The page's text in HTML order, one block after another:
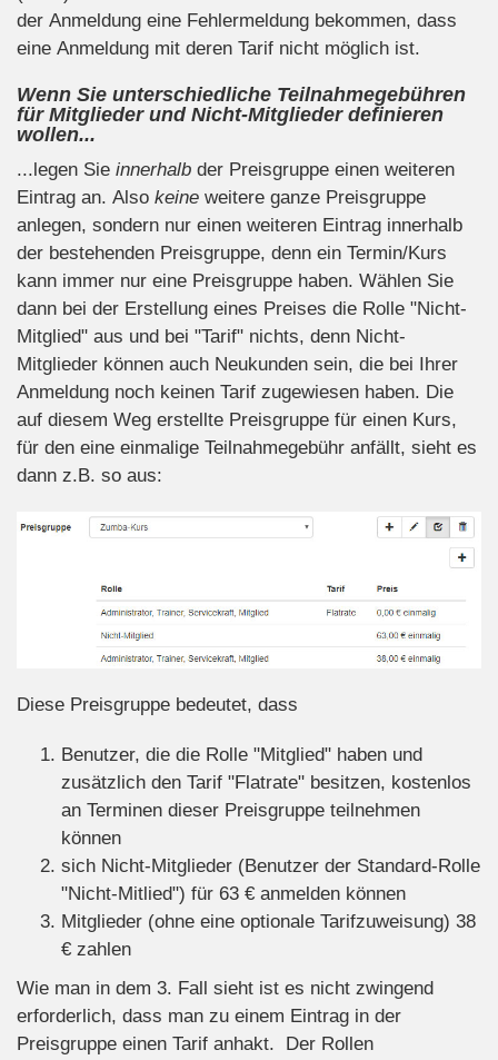
der Anmeldung eine Fehlermeldung bekommen, dass
eine Anmeldung mit deren Tarif nicht möglich ist.
Wenn Sie unterschiedliche Teilnahmegebühren
für Mitglieder und Nicht-Mitglieder definieren
wollen...
...legen Sie innerhalb der Preisgruppe einen weiteren
Eintrag an. Also keine weitere ganze Preisgruppe
anlegen, sondern nur einen weiteren Eintrag innerhalb
der bestehenden Preisgruppe, denn ein Termin/Kurs
kann immer nur eine Preisgruppe haben. Wählen Sie
dann bei der Erstellung eines Preises die Rolle "Nicht-
Mitglied" aus und bei "Tarif" nichts, denn Nicht-
Mitglieder können auch Neukunden sein, die bei Ihrer
Anmeldung noch keinen Tarif zugewiesen haben. Die
auf diesem Weg erstellte Preisgruppe für einen Kurs,
für den eine einmalige Teilnahmegebühr anfällt, sieht es
dann z.B. so aus:
Diese Preisgruppe bedeutet, dass
Benutzer, die die Rolle "Mitglied" haben und
zusätzlich den Tarif "Flatrate" besitzen, kostenlos
an Terminen dieser Preisgruppe teilnehmen
können
sich Nicht-Mitglieder (Benutzer der Standard-Rolle
"Nicht-Mitlied") für 63 € anmelden können
Mitglieder (ohne eine optionale Tarifzuweisung) 38
€ zahlen
Wie man in dem 3. Fall sieht ist es nicht zwingend
erforderlich, dass man zu einem Eintrag in der
Preisgruppe einen Tarif anhakt. Der Rollen